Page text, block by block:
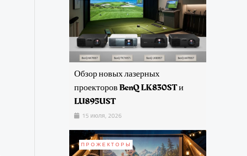
Обзор новых лазерных
проекторов BenQ LK830ST и
LU895UST
15 июля, 2026
ПРОЖЕКТОРЫ